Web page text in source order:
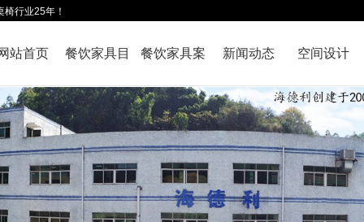
行业25年！
站首页 餐饮家具目 餐饮家具案
例
新闻动态 空间设计